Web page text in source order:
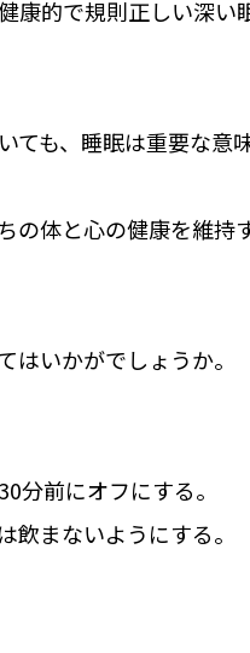
康的で規則正しい深い
ても、睡眠は重要な意
の体と心の健康を維持
いかがでしょうか。
分前にオフにする。
飲まないようにする。